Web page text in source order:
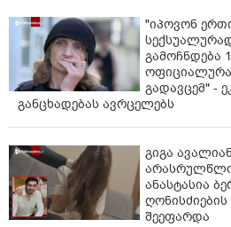
"იპოვონ
გამოჩნდება
გადავცემ" -
განცხადებას ავრცელებს
გიგა
ანასტასია
შეეფარდა